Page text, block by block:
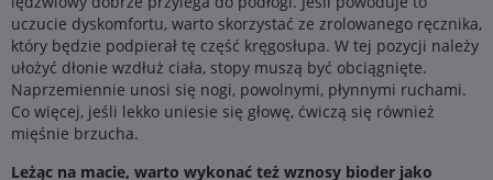
uczucie dyskomfortu, warto skorzystać ze zrolowanego ręcznika,
który będzie podpierał tę część kręgosłupa. W tej pozycji należy
ułożyć dłonie wzdłuż ciała, stopy muszą być obciągnięte.
Naprzemiennie unosi się nogi, powolnymi, płynnymi ruchami.
Co więcej, jeśli lekko uniesie się głowę, ćwiczą się również
mięśnie brzucha.
Leżąc na macie, warto wykonać też wznosy bioder jako